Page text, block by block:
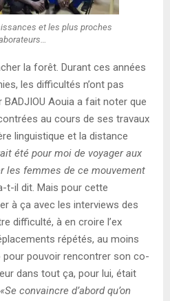
et les plus proches
la forêt. Durant ces années
les difficultés n’ont pas
BADJIOU Aouia a fait noter que
au cours de ses travaux
linguistique et la distance
été pour moi de voyager aux
les femmes de ce mouvement
t-il dit. Mais pour cette
à ça avec les interviews des
difficulté, à en croire l’ex
répétés, au moins
pouvoir rencontrer son co-
dans tout ça, pour lui, était
«Se convaincre d’abord qu’on